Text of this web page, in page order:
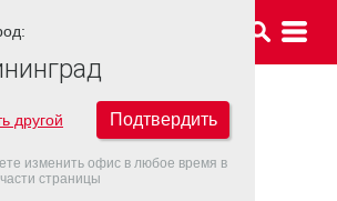
другой Подтвердить
изменить офис в любое время в
страницы